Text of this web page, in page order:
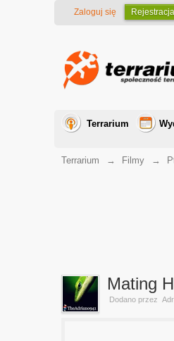
Zaloguj się Rejestracja
Terrarium
Terrarium
→ Filmy →
Mating
Dodano przez